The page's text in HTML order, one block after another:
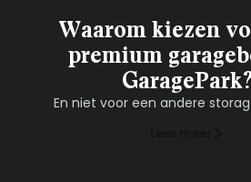
Waarom kiezen
premium
En niet voor een andere